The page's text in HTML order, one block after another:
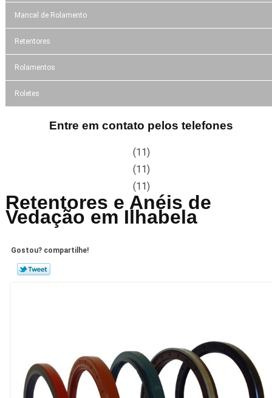
Mancal de Rolamento
Retentores
Rolamentos
Roletes
Entre em contato pelos telefones
(11)
(11)
(11)
Retentores e Anéis de
Vedação em Ilhabela
Gostou? compartilhe!